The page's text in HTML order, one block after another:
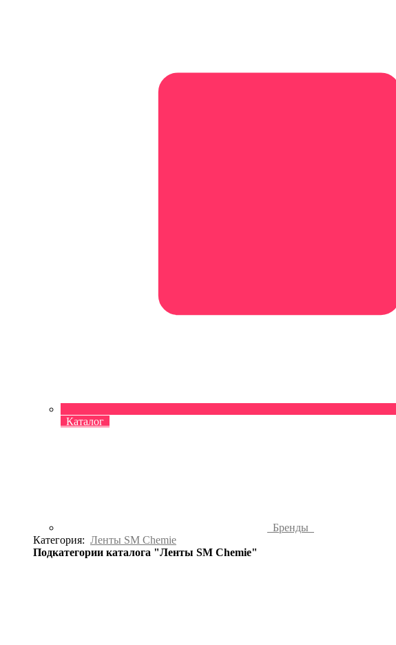
Каталог
Бренды
Категория: Ленты SM Chemie
Подкатегории каталога "Ленты SM Chemie"